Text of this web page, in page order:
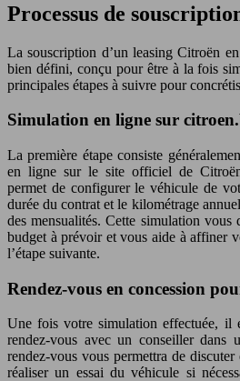
Processus de
La souscription d’un leasing Citroën
bien défini, conçu pour être à la fois
principales étapes à suivre pour
Simulation en ligne sur
La première étape consiste
en ligne sur le site officiel de
permet de configurer le véhicule de
durée du contrat et le kilométrage
des mensualités. Cette simulation vous
budget à prévoir et vous aide à affiner
l’étape suivante.
Rendez-vous en concession
Une fois votre simulation effectuée, il
rendez-vous avec un conseiller dans
rendez-vous vous permettra de
réaliser un essai du véhicule si